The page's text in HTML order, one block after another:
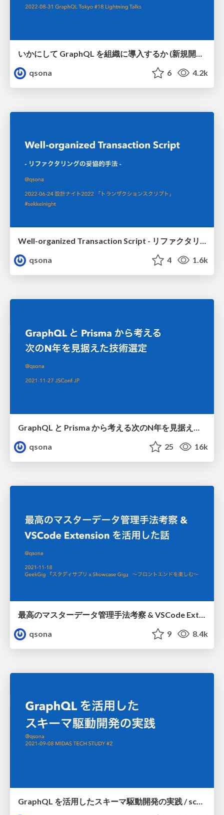
いかにして GraphQL を組織に導入するか (新規開発編) / how we introduce GraphQL on scratch development
qsona
6 4.2k
Well-organized Transaction Script - リファクタリングの妥協的手法 -
qsona
4 1.6k
GraphQL と Prisma から考える次のN年を見据えた技術選定 / Architecture decision for the next N years at StudySapuri
qsona
25 16k
qsona
9 8.4k
GraphQL を活用したスキーマ駆動開発の実践 / schema-driven development with GraphQL